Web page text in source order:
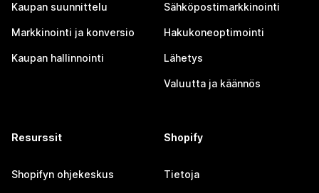
Kaupan suunnittelu
Markkinointi ja konversio
Kaupan hallinnointi
Sähköpostimarkkinointi
Hakukoneoptimointi
Lähetys
Valuutta ja käännös
Resurssit
Shopifyn ohjekeskus
Shopify
Tietoja